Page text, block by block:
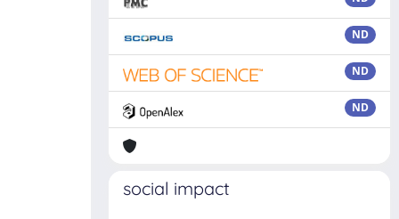
ND
ND
ND
social impact